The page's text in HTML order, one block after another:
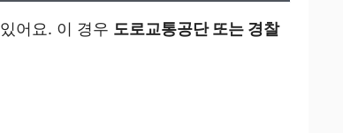
어요. 이 경우 도로교통공단 또는 경찰